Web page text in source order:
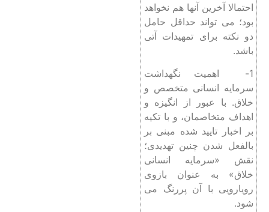
احتمالا آخرین آنها هم نخواهد
بود؛ می ‌تواند حداقل حامل
دو نکته برای تمهیدات آتی
باشد.
1- اهمیت نگهداشت
سرمایه انسانی متخصص و
خلاق. با عبور از انگیزه و
اهداف متخاصمان، و با تکیه
بر اخبار تایید شده مبنی بر
بالفعل شدن چنین تهدیدی؛
نقش «سرمایه انسانی
خلاق» به عنوان بازوی
رویارویی با آن پررنگ می
‌شود.